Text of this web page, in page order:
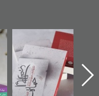
"حماة الباب الأخير":
الإصدار الأول عن
اعتصام الدراز
وأحداث ساحة
الفداء لمركز أوال